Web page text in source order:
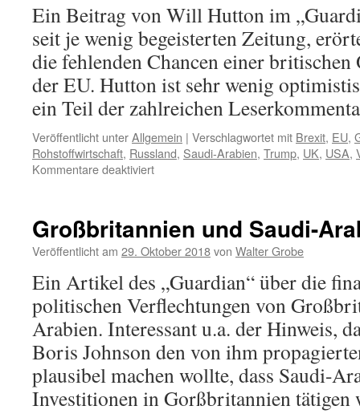
mit
dem
saudischen
Regime
Ein Beitrag von Will Hutton im
seit je wenig begeisterten Zeitung,
die fehlenden Chancen einer
der EU. Hutton ist sehr wenig
ein Teil der zahlreichen
Veröffentlicht unterAllgemein | Verschlagwortet mit Brexit, EU,
Rohstoffwirtschaft, Russland, Saudi-Arabien, Trump, UK, USA,
Kommentare deaktiviertfür
Contras
des
aus
Sicht
der
Insel
Großbritannien und Saudi-
Veröffentlicht am 29. Oktober 2018von Walter Grobe
Ein Artikel des „Guardian“ über die
politischen Verflechtungen von
Arabien. Interessant u.a. der Hinweis,
Boris Johnson den von ihm
plausibel machen wollte, dass Saudi-
Investitionen in Gorßbritannien tätigen